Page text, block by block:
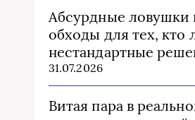
Абсурдные ловушки
обходы для тех, кто
нестандартные
31.07.2026
Витая пара в